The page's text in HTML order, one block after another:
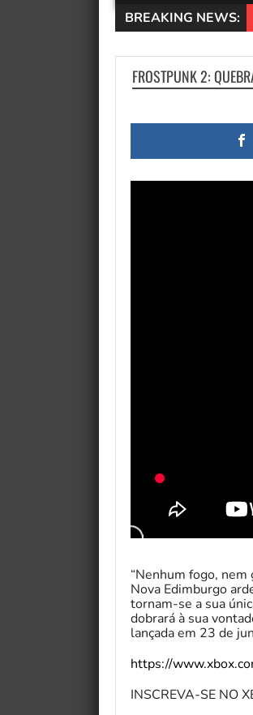
BREAKING NEWS:
FROSTPUNK 2:
“Nenhum fogo, nem
Nova Edimburgo
tornam-se a sua
dobrará à sua
lançada em 23 de
https://
INSCREVA-SE NO